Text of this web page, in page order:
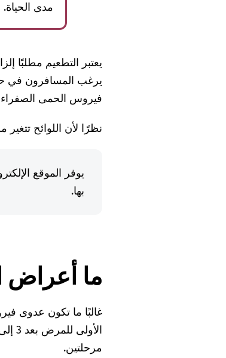
مدى الحياة.
يعتبر التطعيم مطلبًا
يرغب المسافرون في
فيروس الحمى الصفراء
نظرًا لأن اللوائح
يوفر الموقع
بها.
ما أعراض
غالبًا ما تكون عدوى
مرحلتين.